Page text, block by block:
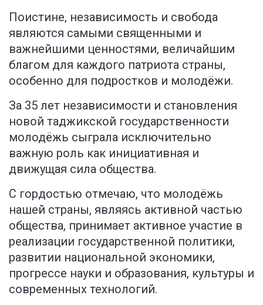
Поистине, независимость и свобода
являются самыми священными и
важнейшими ценностями, величайшим
благом для каждого патриота страны,
особенно для подростков и молодёжи.
За 35 лет независимости и становления
новой таджикской государственности
молодёжь сыграла исключительно
важную роль как инициативная и
движущая сила общества.
С гордостью отмечаю, что молодёжь
нашей страны, являясь активной частью
общества, принимает активное участие в
реализации государственной политики,
развитии национальной экономики,
прогрессе науки и образования, культуры и
современных технологий.